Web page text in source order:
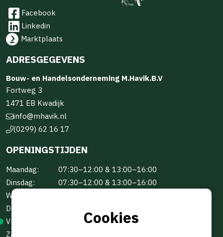
Facebook
Linkedin
Marktplaats
ADRESGEGEVENS
Bouw- en Handelsonderneming M.Havik.B.V
Fortweg 3
1471 EB Kwadijk
info@mhavik.nl
(0299) 62 16 17
OPENINGSTIJDEN
Maandag:
07:30–12:00 & 13:00–16:00
Dinsdag:
07:30–12:00 & 13:00–16:00
Woensdag:
Donderdag:
Vrijdag:
07:30–12:00 & 13:00–16:00
Zaterdag:
Cookies